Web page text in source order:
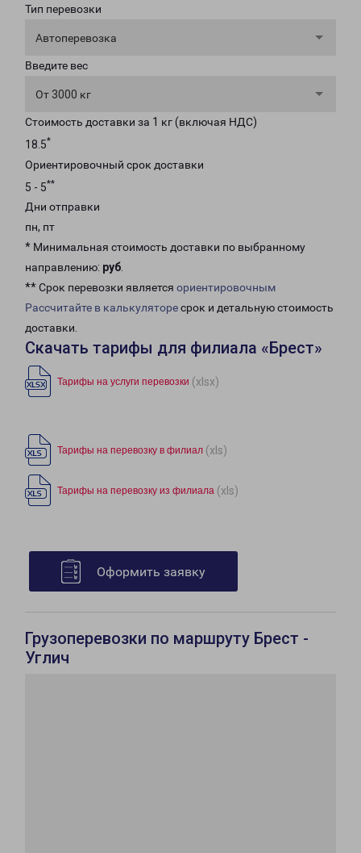
Тип перевозки
Автоперевозка
Введите вес
От 3000 кг
Стоимость доставки за 1 кг (включая НДС)
18.5*
Ориентировочный срок доставки
5 - 5**
Дни отправки
пн, пт
* Минимальная стоимость доставки по выбранному
направлению: руб.
** Срок перевозки является ориентировочным
Рассчитайте в калькуляторесрок и детальную стоимость
доставки.
Скачать тарифы для филиала «Брест»
Тарифы на услуги перевозки (xlsx)
Тарифы на перевозку в филиал (xls)
Тарифы на перевозку из филиала (xls)
Оформить заявку
Грузоперевозки по маршруту Брест -
Углич